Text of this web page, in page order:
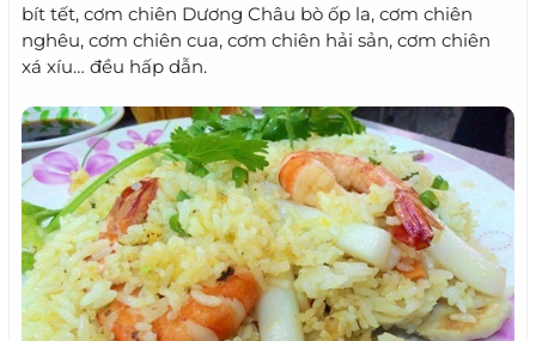
bít tết, cơm chiên Dương Châu bò ốp la, cơm chiên
nghêu, cơm chiên cua, cơm chiên hải sản, cơm chiên
xá xíu… đều hấp dẫn.